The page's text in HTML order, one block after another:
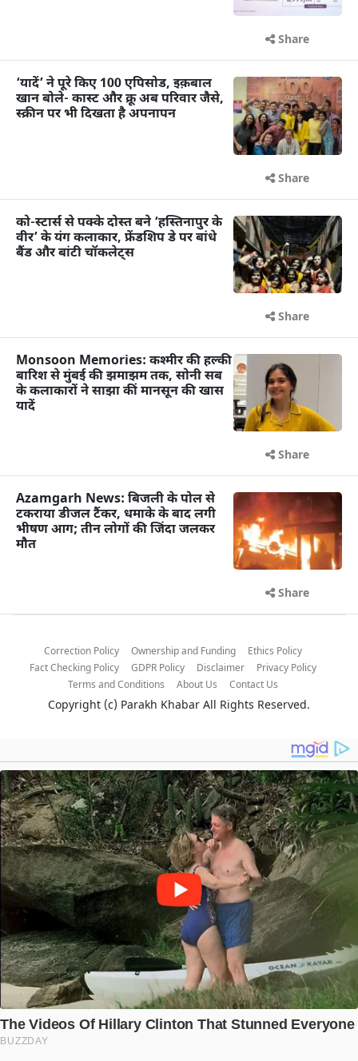
Share
‘यादें’ ने पूरे किए 100 एपिसोड, इक़बाल
खान बोले- कास्ट और क्रू अब परिवार जैसे,
स्क्रीन पर भी दिखता है अपनापन
Share
को-स्टार्स से पक्के दोस्त बने ‘हस्तिनापुर के
वीर’ के यंग कलाकार, फ्रेंडशिप डे पर बांधे
बैंड और बांटी चॉकलेट्स
Share
Monsoon Memories: कश्मीर की हल्की
बारिश से मुंबई की झमाझम तक, सोनी सब
के कलाकारों ने साझा कीं मानसून की खास
यादें
Share
Azamgarh News: बिजली के पोल से
टकराया डीजल टैंकर, धमाके के बाद लगी
भीषण आग; तीन लोगों की जिंदा जलकर
मौत
Share
Correction Policy Ownership and Funding
Ethics Policy
Fact Checking Policy
GDPR Policy Disclaimer
Privacy Policy
Terms and Conditions
About Us Contact Us
Copyright (c) Parakh Khabar All Rights Reserved.